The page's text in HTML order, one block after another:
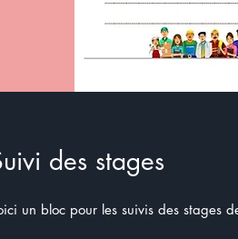
des stages
un bloc pour les suivis des stages